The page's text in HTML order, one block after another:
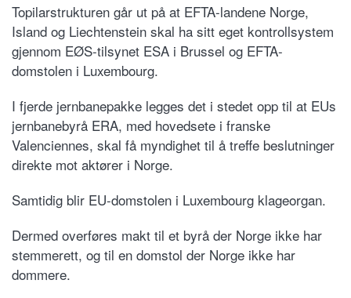
Topilarstrukturen går ut på at EFTA-landene Norge,
Island og Liechtenstein skal ha sitt eget kontrollsystem
gjennom EØS-tilsynet ESA i Brussel og EFTA-
domstolen i Luxembourg.
I fjerde jernbanepakke legges det i stedet opp til at EUs
jernbanebyrå ERA, med hovedsete i franske
Valenciennes, skal få myndighet til å treffe beslutninger
direkte mot aktører i Norge.
Samtidig blir EU-domstolen i Luxembourg klageorgan.
Dermed overføres makt til et byrå der Norge ikke har
stemmerett, og til en domstol der Norge ikke har
dommere.